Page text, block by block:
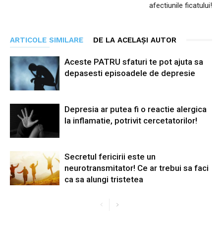
afectiunile ficatului!
ARTICOLE SIMILARE DE LA ACELAȘI AUTOR
Aceste PATRU sfaturi te pot ajuta sa
depasesti episoadele de depresie
Depresia ar putea fi o reactie alergica
la inflamatie, potrivit cercetatorilor!
Secretul fericirii este un
neurotransmitator! Ce ar trebui sa faci
ca sa alungi tristetea